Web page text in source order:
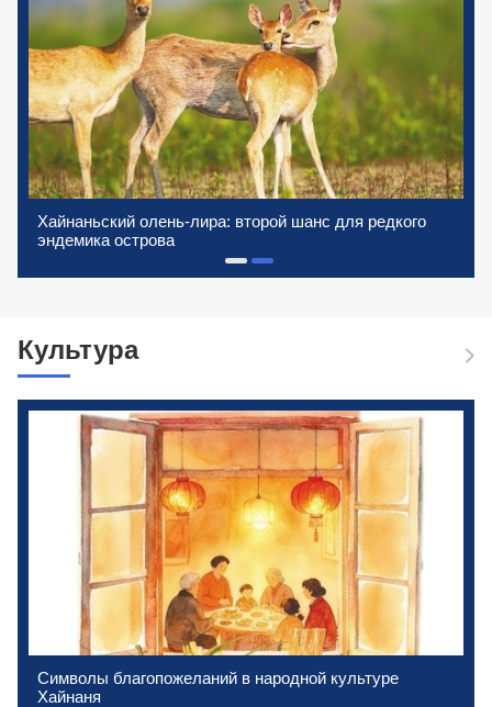
Хайнаньский олень-лира: второй шанс для редкого
эндемика острова
1
2
Культура
Символы благопожеланий в народной культуре
Хайнаня